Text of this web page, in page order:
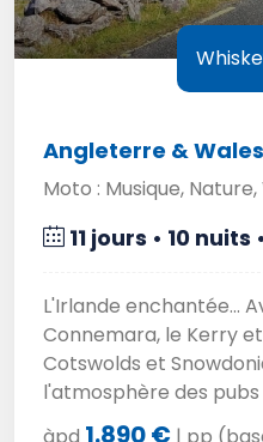
Angleterre &
Moto : Musique, Nature,
11 jours • 10 nuits
L'Irlande enchantée...
Connemara, le Kerry
Cotswolds et
l'atmosphère des pubs
àpd 1.890 € | pp